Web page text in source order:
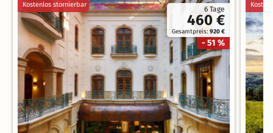
6 Tage
460 €
Gesamtpreis:920 €
- 51 %
Kostenlos stornierbar